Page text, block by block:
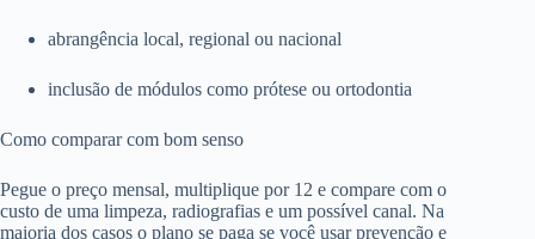
abrangência local, regional ou nacional
inclusão de módulos como prótese ou ortodontia
Como comparar com bom senso
Pegue o preço mensal, multiplique por 12 e compare com o
custo de uma limpeza, radiografias e um possível canal. Na
maioria dos casos o plano se paga se você usar prevenção e